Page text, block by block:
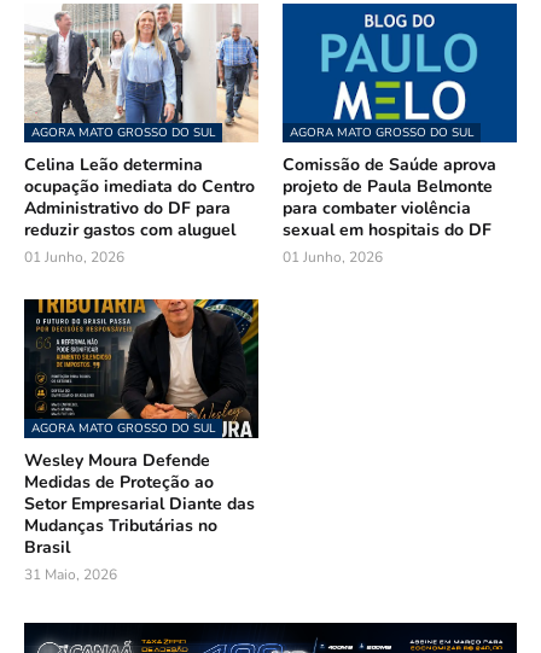
AGORA MATO GROSSO DO SUL
Celina Leão determina
ocupação imediata do Centro
Administrativo do DF para
reduzir gastos com aluguel
01 Junho, 2026
AGORA MATO GROSSO DO SUL
Comissão de Saúde aprova
projeto de Paula Belmonte
para combater violência
sexual em hospitais do DF
01 Junho, 2026
AGORA MATO GROSSO DO SUL
Wesley Moura Defende
Medidas de Proteção ao
Setor Empresarial Diante das
Mudanças Tributárias no
Brasil
31 Maio, 2026